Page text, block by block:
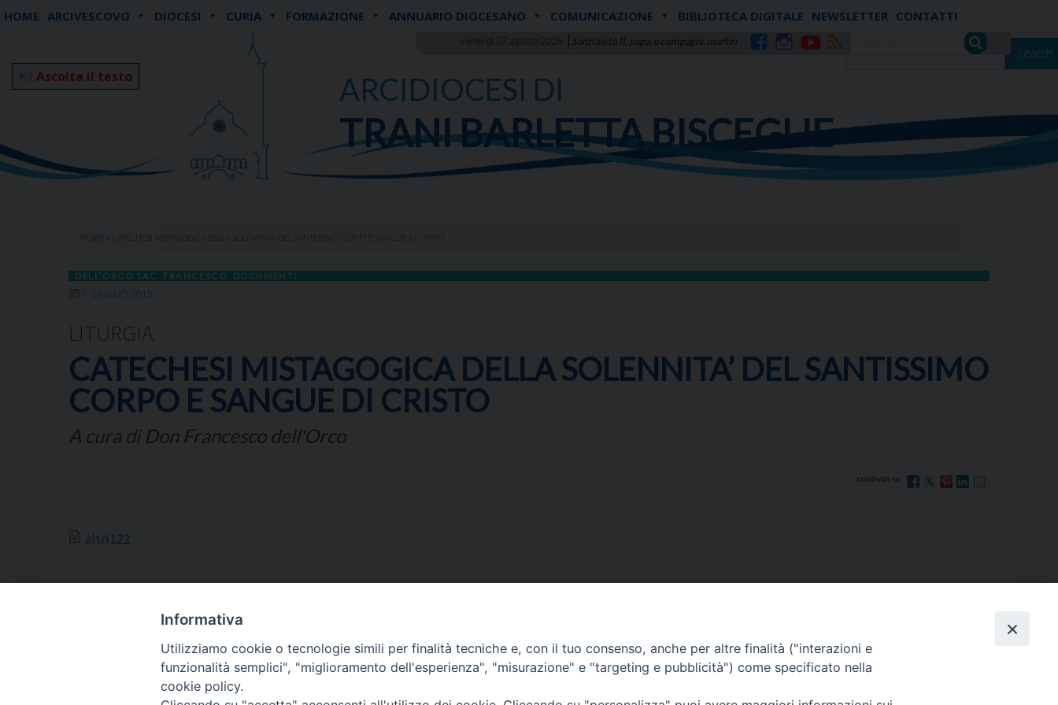
Skip
Santi Sisto II, papa, e compagni, martiri
HOME ARCIVESCOVO DIOCESI CURIA FORMAZIONE ANNUARIO DIOCESANO COMUNICAZIONE BIBLIOTECA DIGITALE NEWSLETTER CONTATTI
Search
ARCIDIOCESI DI
TRANI BARLETTA BISCEGLIE
Ascolta il testo
HOME
DELL'ORCO SAC. FRANCESCO DOCUMENTI
7 GIUGNO 2015
LITURGIA
CATECHESI MISTAGOGICA DELLA SOLENNITA’ DEL SANTISSIMO
CORPO E SANGUE DI CRISTO
A cura di Don Francesco dell'Orco
altri122
Corato, Margherita di Savoia,
Via Beltrani, 9
Informativa
Utilizziamo cookie o tecnologie simili per finalità tecniche e, con il tuo consenso, anche per altre finalità ("interazioni e
funzionalità semplici", "miglioramento dell'esperienza", "misurazione" e "targeting e pubblicità") come specificato nella
cookie policy.